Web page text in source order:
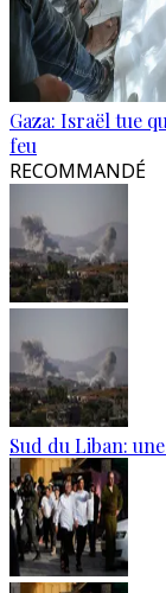
Gaza: Israël tue
feu
RECOMMANDÉ
Sud du Liban: